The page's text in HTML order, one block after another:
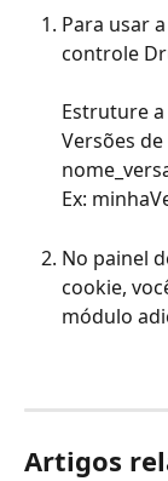
Para usar
controle
Estruture
Versões
Ex:
No painel
cookie,
módulo
Artigos